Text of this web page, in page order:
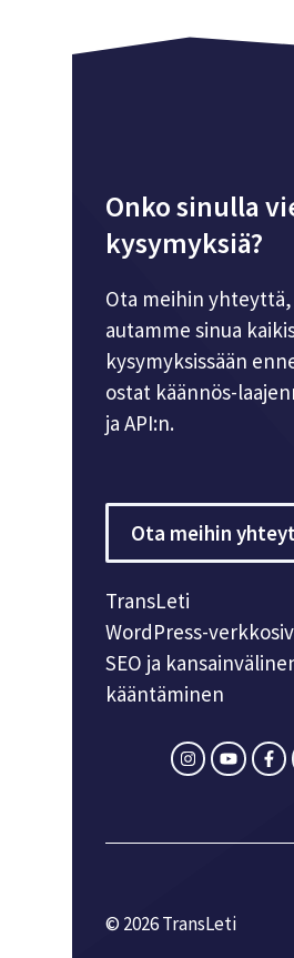
Onko sinulla
kysymyksiä?
Ota meihin
autamme sinua
kysymyksissään
ostat käännös-
ja API:n.
Ota meihin
TransLeti
WordPress-
SEO ja
kääntäminen
© 2026 TransLeti